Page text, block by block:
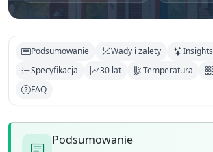
Podsumowanie Wady i zalety Insights
Specyfikacja
30 lat Temperatura
FAQ
Podsumowanie